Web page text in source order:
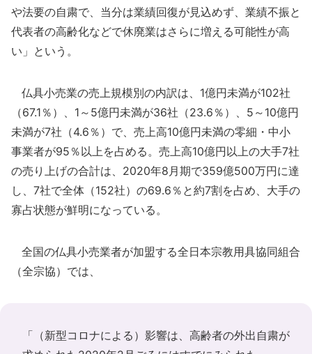
や法要の自粛で、当分は業績回復が見込めず、業績不振と
代表者の高齢化などで休廃業はさらに増える可能性が高
い」という。
仏具小売業の売上規模別の内訳は、1億円未満が102社
（67.1％）、1～5億円未満が36社（23.6％）、5～10億円
未満が7社（4.6％）で、売上高10億円未満の零細・中小
事業者が95％以上を占める。売上高10億円以上の大手7社
の売り上げの合計は、2020年8月期で359億500万円に達
し、7社で全体（152社）の69.6％と約7割を占め、大手の
寡占状態が鮮明になっている。
全国の仏具小売業者が加盟する全日本宗教用具協同組合
（全宗協）では、
「（新型コロナによる）影響は、高齢者の外出自粛が